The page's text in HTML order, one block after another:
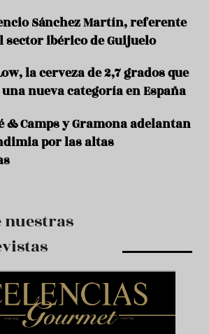
Sánchez Martín, referente
ibérico de Guijuelo
la cerveza de 2,7 grados que
nueva categoría en España
& Camps y Gramona adelantan
por las altas
nuestras